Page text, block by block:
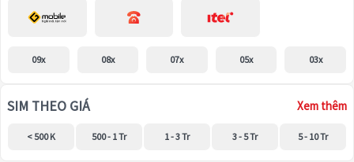
09x 08x 07x 05x 03x
SIM THEO GIÁ Xem thêm
< 500 K 500 - 1 Tr 1 - 3 Tr 3 - 5 Tr 5 - 10 Tr